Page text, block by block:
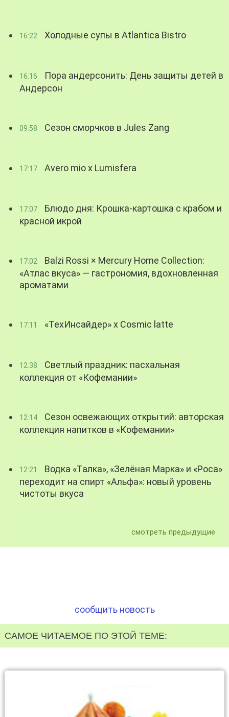
16:22 Холодные супы в Atlantica Bistro
16:16
Пора андерсонить: День защиты детей в
Андерсон
09:58 Сезон сморчков в Jules Zang
17:17 Avero mio x Lumisfera
17:07
Блюдо дня: Крошка-картошка с крабом и
красной икрой
17:02
Balzi Rossi × Mercury Home Collection:
«Атлас вкуса» — гастрономия, вдохновленная
ароматами
17:11 «ТехИнсайдер» х Cosmic latte
12:38
Светлый праздник: пасхальная
коллекция от «Кофемании»
12:14
Сезон освежающих открытий: авторская
коллекция напитков в «Кофемании»
12:21
Водка «Талка», «Зелёная Марка» и «Роса»
переходит на спирт «Альфа»: новый уровень
чистоты вкуса
смотреть предыдущие
сообщить новость
САМОЕ ЧИТАЕМОЕ ПО ЭТОЙ ТЕМЕ: